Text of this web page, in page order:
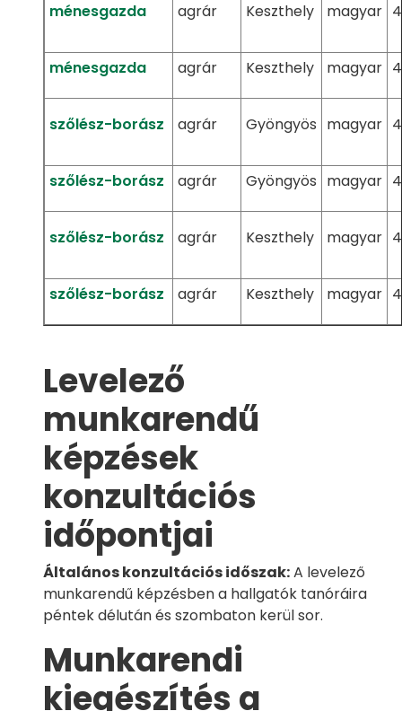
ménesgazda agrár Keszthely magyar 4
ménesgazda agrár Keszthely magyar 4
szőlész-borász agrár Gyöngyös magyar 4
szőlész-borász agrár Gyöngyös magyar 4
szőlész-borász agrár Keszthely magyar 4
szőlész-borász agrár Keszthely magyar 4
Levelező
munkarendű
képzések
konzultációs
időpontjai
Általános konzultációs időszak:A levelező
munkarendű képzésben a hallgatók tanóráira
péntek délután és szombaton kerül sor.
Munkarendi
kiegészítés a